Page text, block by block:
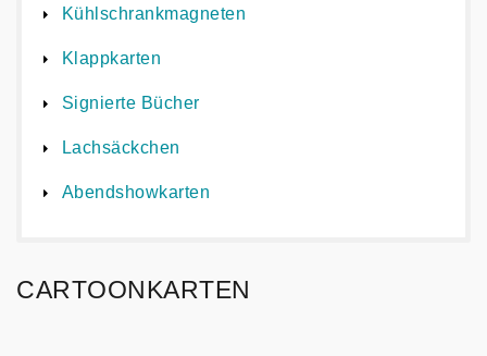
Kühlschrankmagneten
Klappkarten
Signierte Bücher
Lachsäckchen
Abendshowkarten
CARTOONKARTEN